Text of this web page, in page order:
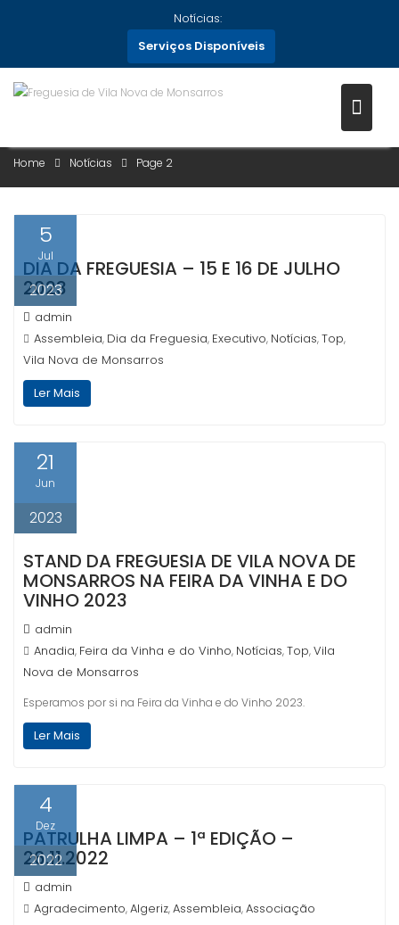
Notícias:
Serviços Disponíveis
Home Notícias Page 2
5
Jul
2023
DIA DA FREGUESIA – 15 E 16 DE JULHO
2023
admin
Assembleia, Dia da Freguesia, Executivo, Notícias,Top,
Vila Nova de Monsarros
Ler Mais
21
Jun
2023
STAND DA FREGUESIA DE VILA NOVA DE
MONSARROS NA FEIRA DA VINHA E DO
VINHO 2023
admin
Anadia, Feira da Vinha e do Vinho, Notícias,Top,Vila
Nova de Monsarros
Esperamos por si na Feira da Vinha e do Vinho 2023.
Ler Mais
4
Dez
2022
PATRULHA LIMPA – 1ª EDIÇÃO –
26.11.2022
admin
Agradecimento,Algeriz,Assembleia,Associação